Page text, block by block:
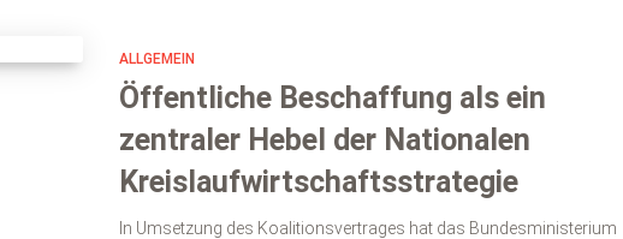
ALLGEMEIN
Öffentliche Beschaffung als ein
zentraler Hebel der Nationalen
Kreislaufwirtschaftsstrategie
In Umsetzung des Koalitionsvertrages hat das Bundesministerium